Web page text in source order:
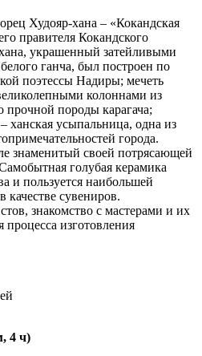
Худояр-хана – «Кокандская
правителя Кокандского
украшенный затейливыми
ганча, был построен по
поэтессы Надиры; мечеть
колоннами из
прочной породы карагача;
усыпальница, одна из
города.
знаменитый своей потрясающей
голубая керамика
и пользуется наибольшей
качестве сувениров.
знакомство с мастерами и их
изготовления
4 ч)